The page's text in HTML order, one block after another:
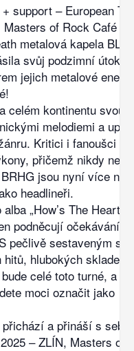
support – European
Masters of Rock Café
metalová kapela
svůj podzimní útok
jejich metalové
celém kontinentu svou
melodiemi a
Kritici i fanoušci
přičemž nikdy není
jsou nyní více
headlineři.
„How’s The
podněcují očekávání
pečlivě sestaveným
hlubokých skladeb,
celé toto turné, a
moci označit jako
a přináší s
– ZLÍN, Masters of